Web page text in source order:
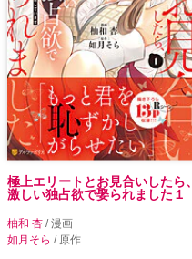
極上エリートとお見合いしたら、
激しい独占欲で娶られました１
柚和 杏 / 漫画
如月そら / 原作